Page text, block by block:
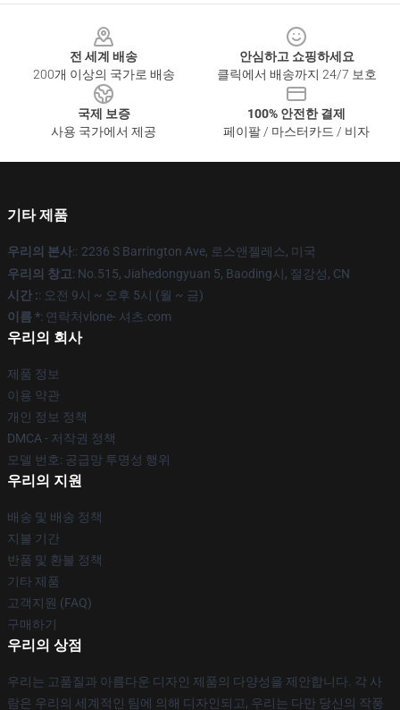
전 세계 배송
200개 이상의 국가로 배송
안심하고 쇼핑하세요
클릭에서 배송까지 24/7 보호
국제 보증
사용 국가에서 제공
100% 안전한 결제
페이팔 / 마스터카드 / 비자
기타 제품
우리의 본사:: 2236 S Barrington Ave, 로스앤젤레스, 미국
우리의 창고: No.515, Jiahedongyuan 5, Baoding시, 절강성, CN
시간 :: 오전 9시 ~ 오후 5시 (월 ~ 금)
이름 *: 연락처vlone- 셔츠.com
우리의 회사
제품 정보
이용 약관
개인 정보 정책
DMCA - 저작권 정책
모델 번호: 공급망 투명성 행위
우리의 지원
배송 및 배송 정책
지불 기간
반품 및 환불 정책
기타 제품
고객지원 (FAQ)
구매하기
우리의 상점
우리는 고품질과 아름다운 디자인 제품의 다양성을 제안합니다. 각 사
람은 우리의 세계적인 팀에 의해 디자인되고, 우리는 다만 당신의 작풍